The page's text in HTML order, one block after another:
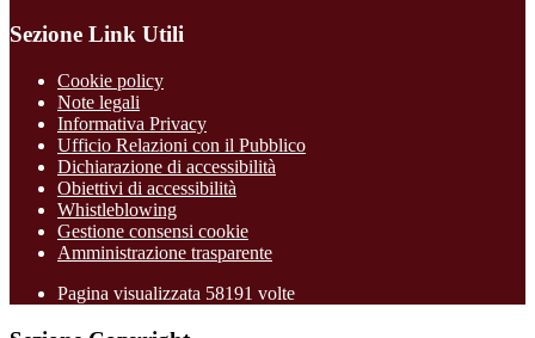
Sezione Link Utili
Cookie policy
Note legali
Informativa Privacy
Ufficio Relazioni con il Pubblico
Dichiarazione di accessibilità
Obiettivi di accessibilità
Whistleblowing
Gestione consensi cookie
Amministrazione trasparente
Pagina visualizzata 58191 volte